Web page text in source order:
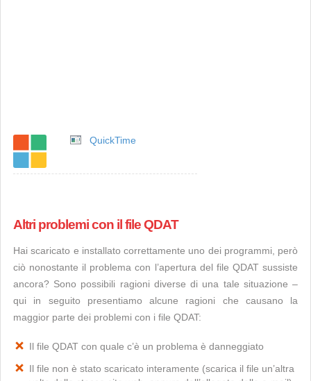
QuickTime
Altri problemi con il file QDAT
Hai scaricato e installato correttamente uno dei programmi, però
ciò nonostante il problema con l’apertura del file QDAT sussiste
ancora? Sono possibili ragioni diverse di una tale situazione –
qui in seguito presentiamo alcune ragioni che causano la
maggior parte dei problemi con i file QDAT:
Il file QDAT con quale c’è un problema è danneggiato
Il file non è stato scaricato interamente (scarica il file un’altra